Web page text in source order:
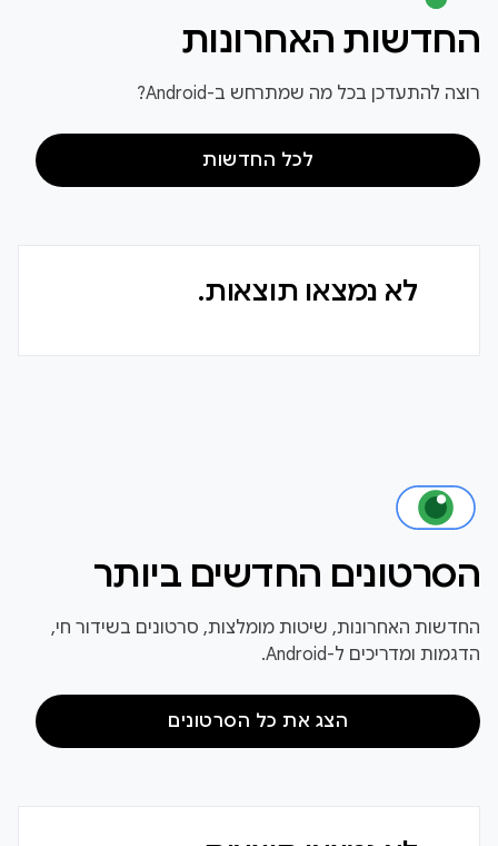
החדשות האחרונות
רוצה להתעדכן בכל מה שמתרחש ב-Android?
לכל החדשות
לא נמצאו תוצאות.
הסרטונים החדשים ביותר
החדשות האחרונות, שיטות מומלצות, סרטונים בשידור חי,
הדגמות ומדריכים ל-Android.
הצג את כל הסרטונים